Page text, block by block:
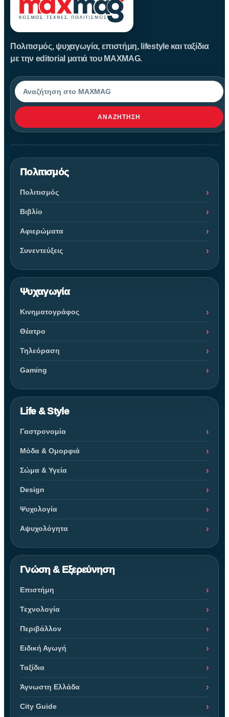
Πολιτισμός, ψυχαγωγία, επιστήμη, lifestyle και ταξίδια
με την editorial ματιά του MAXMAG.
Αναζήτηση
ΑΝΑΖΉΤΗΣΗ
Πολιτισμός
Πολιτισμός
Βιβλίο
Αφιερώματα
Συνεντεύξεις
Ψυχαγωγία
Κινηματογράφος
Θέατρο
Τηλεόραση
Gaming
Life & Style
Γαστρονομία
Μόδα & Ομορφιά
Σώμα & Υγεία
Design
Ψυχολογία
Αψυχολόγητα
Γνώση & Εξερεύνηση
Επιστήμη
Τεχνολογία
Περιβάλλον
Ειδική Αγωγή
Ταξίδια
Άγνωστη Ελλάδα
City Guide